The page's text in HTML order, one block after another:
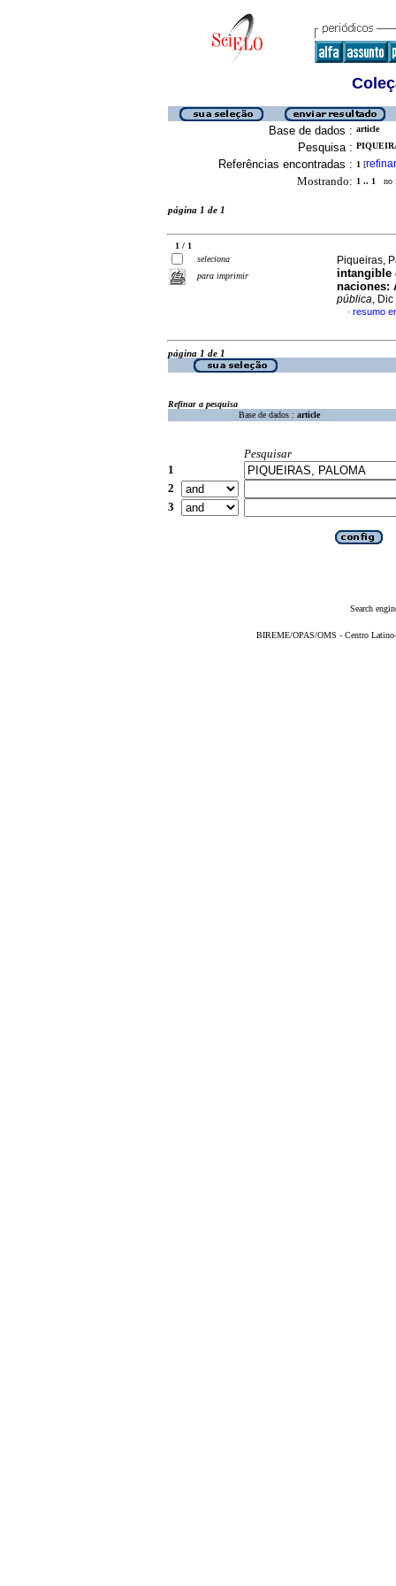
Base de dados : article
Pesquisa :
Referências encontradas : 1 [refinar
Mostrando: 1 .. 1 no
página 1 de 1
1 / 1
seleciona
para imprimir
Piqueiras,
intangible
naciones:
pública,
· resumo
página 1 de 1
Refinar a pesquisa
Base de dados : article
Pesquisar
1
2
3
Search
BIREME/OPAS/OMS - Centro Latino-